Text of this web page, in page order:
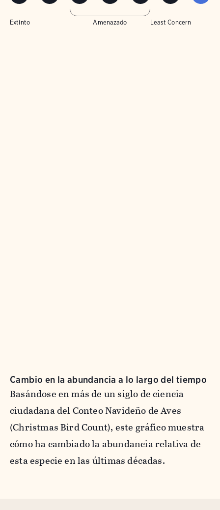
Extinto Amenazado Least Concern
Cambio en la abundancia a lo largo del tiempo
Basándose en más de un siglo de ciencia
ciudadana del Conteo Navideño de Aves
(Christmas Bird Count), este gráfico muestra
cómo ha cambiado la abundancia relativa de
esta especie en las últimas décadas.